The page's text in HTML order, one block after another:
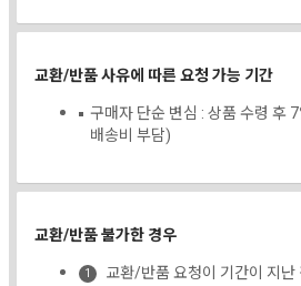
교환/반품 사유에 따른 요청 가능 기간
구매자 단순 변심 : 상품 수령 후
배송비 부담)
교환/반품 불가한 경우
교환/반품 요청이 기간이 지난